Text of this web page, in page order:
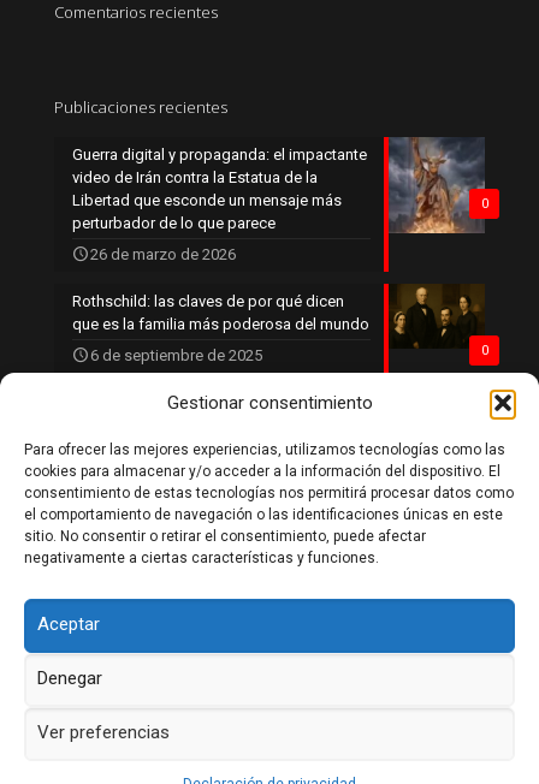
Gestionar consentimiento
Para ofrecer las mejores experiencias, utilizamos tecnologías como las
cookies para almacenar y/o acceder a la información del dispositivo. El
consentimiento de estas tecnologías nos permitirá procesar datos como
el comportamiento de navegación o las identificaciones únicas en este
sitio. No consentir o retirar el consentimiento, puede afectar
negativamente a ciertas características y funciones.
Aceptar
Denegar
Ver preferencias
Comentarios recientes
Publicaciones recientes
0
Guerra digital y propaganda: el impactante
video de Irán contra la Estatua de la
Libertad que esconde un mensaje más
perturbador de lo que parece
26 de marzo de 2026
0
Rothschild: las claves de por qué dicen
que es la familia más poderosa del mundo
6 de septiembre de 2025
Política de privacidad
Política de cookies
Aviso legal
Contacto